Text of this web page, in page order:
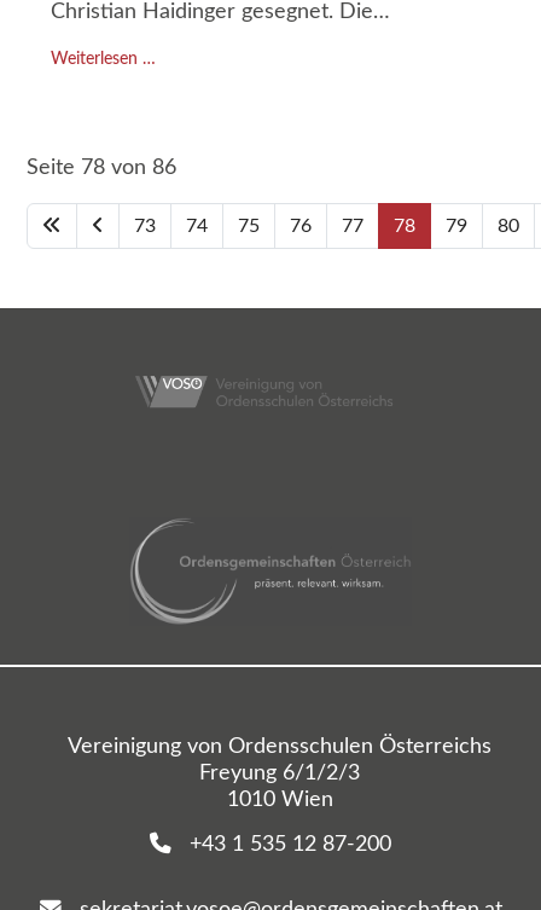
Christian Haidinger gesegnet. Die
Weiterlesen …
Seite 78 von 86
73 74 75 76 77 78 79 80
Vereinigung von Ordensschulen Österreichs
Freyung 6/1/2/3
1010 Wien
+43 1 535 12 87-200